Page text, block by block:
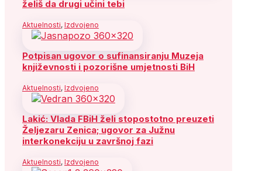
želiš da drugi učini tebi
Aktuelnosti, Izdvojeno
Potpisan ugovor o sufinansiranju Muzeja
književnosti i pozorišne umjetnosti BiH
Aktuelnosti, Izdvojeno
Lakić: Vlada FBiH želi stopostotno preuzeti
Željezaru Zenica; ugovor za Južnu
interkonekciju u završnoj fazi
Aktuelnosti, Izdvojeno